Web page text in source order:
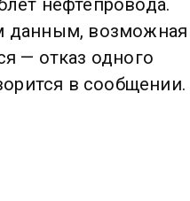
данным, возможная
— отказ одного
в сообщении.